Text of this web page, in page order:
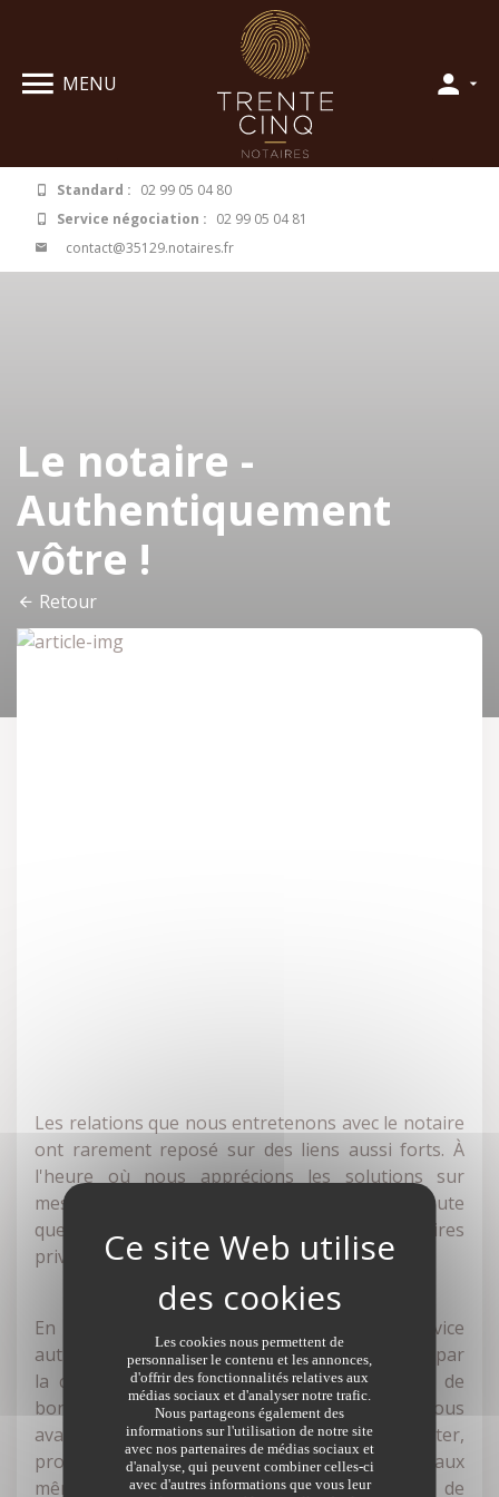
MENU
Standard : 02 99 05 04 80
Service négociation : 02 99 05 04 81
contact@35129.notaires.fr
Le notaire -
Authentiquement
vôtre !
Retour
Les relations que nous entretenons avec le notaire
ont rarement reposé sur des liens aussi forts. À
l'heure où nous apprécions les solutions sur
mesure et les prestations les plus sûres, nul doute
que le notaire doit compter parmi nos partenaires
privilégiés.
En effet, seul le notaire nous garantit un service
authentique, tant par la force de ses actes que par
la clairvoyance de ses préconisations. Autant de
bonnes raisons de le consulter lorsque nous
avançons au fil de la vie. Pourse marier
, acheter,
protéger, gérer… le notaire se réfère toujours aux
mêmes fondamentaux, nous permettant de
Panneau de gestion des cookies
Les cookies nous permettent de
personnaliser le contenu et les annonces,
d'offrir des fonctionnalités relatives aux
médias sociaux et d'analyser notre trafic.
Nous partageons également des
informations sur l'utilisation de notre site
avec nos partenaires de médias sociaux et
d'analyse, qui peuvent combiner celles-ci
avec d'autres informations que vous leur